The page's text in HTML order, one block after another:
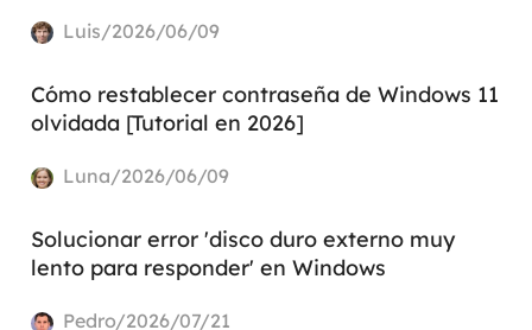
Luis/2026/06/09
Cómo restablecer contraseña de Windows 11
olvidada [Tutorial en 2026]
Luna/2026/06/09
Solucionar error 'disco duro externo muy
lento para responder' en Windows
Pedro/2026/07/21